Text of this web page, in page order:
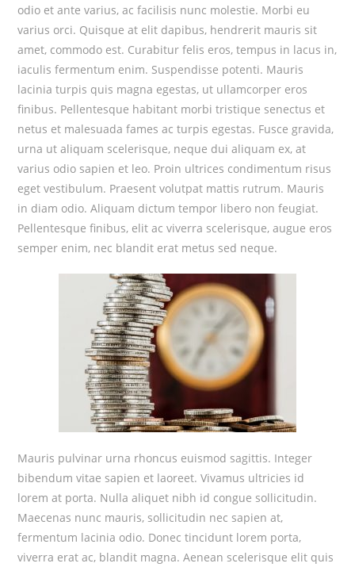
odio et ante varius, ac facilisis nunc molestie. Morbi eu
varius orci. Quisque at elit dapibus, hendrerit mauris sit
amet, commodo est. Curabitur felis eros, tempus in lacus in,
iaculis fermentum enim. Suspendisse potenti. Mauris
lacinia turpis quis magna egestas, ut ullamcorper eros
finibus. Pellentesque habitant morbi tristique senectus et
netus et malesuada fames ac turpis egestas. Fusce gravida,
urna ut aliquam scelerisque, neque dui aliquam ex, at
varius odio sapien et leo. Proin ultrices condimentum risus
eget vestibulum. Praesent volutpat mattis rutrum. Mauris
in diam odio. Aliquam dictum tempor libero non feugiat.
Pellentesque finibus, elit ac viverra scelerisque, augue eros
semper enim, nec blandit erat metus sed neque.
Mauris pulvinar urna rhoncus euismod sagittis. Integer
bibendum vitae sapien et laoreet. Vivamus ultricies id
lorem at porta. Nulla aliquet nibh id congue sollicitudin.
Maecenas nunc mauris, sollicitudin nec sapien at,
fermentum lacinia odio. Donec tincidunt lorem porta,
viverra erat ac, blandit magna. Aenean scelerisque elit quis